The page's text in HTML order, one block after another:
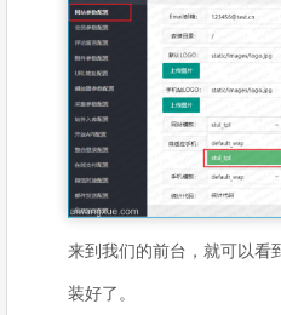
来到我们的前台，就可以看
装好了。